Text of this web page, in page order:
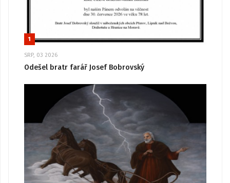
1
SRP, 03 2026
Odešel bratr farář Josef Bobrovský